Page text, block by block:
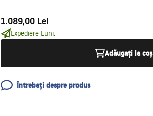
1.089,00 Lei
Expediere Luni.
Adăugați la coș
Întrebați despre produs